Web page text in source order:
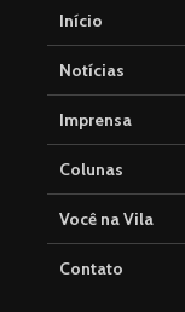
Início
Notícias
Imprensa
Colunas
Você na Vila
Contato